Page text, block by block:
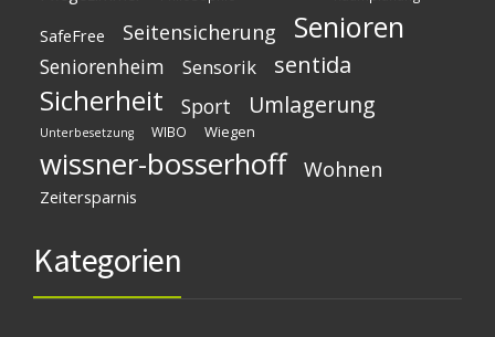
SafeFree Seitensicherung Senioren
Seniorenheim Sensorik sentida
Sicherheit Sport Umlagerung
Unterbesetzung WIBO Wiegen
wissner-bosserhoff Wohnen
Zeitersparnis
Kategorien